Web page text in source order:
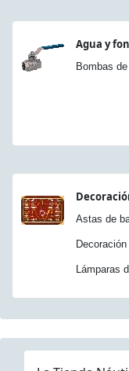
Agua y
Bombas
Astas de
Lámparas